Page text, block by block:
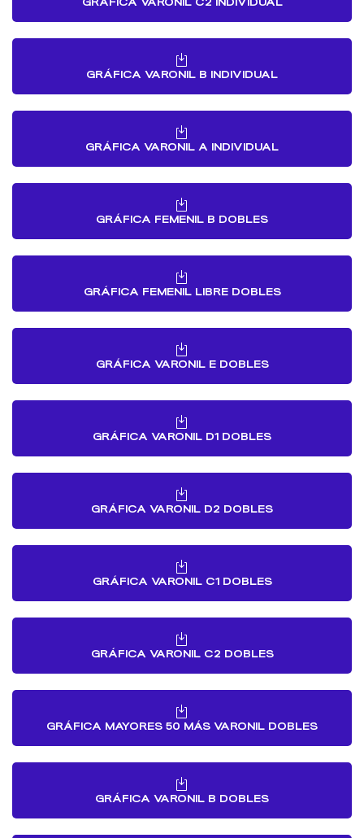
GRÁFICA VARONIL B INDIVIDUAL
GRÁFICA VARONIL A INDIVIDUAL
GRÁFICA FEMENIL B DOBLES
GRÁFICA FEMENIL LIBRE DOBLES
GRÁFICA VARONIL E DOBLES
GRÁFICA VARONIL D1 DOBLES
GRÁFICA VARONIL D2 DOBLES
GRÁFICA VARONIL C1 DOBLES
GRÁFICA VARONIL C2 DOBLES
GRÁFICA MAYORES 50 MÁS VARONIL DOBLES
GRÁFICA VARONIL B DOBLES